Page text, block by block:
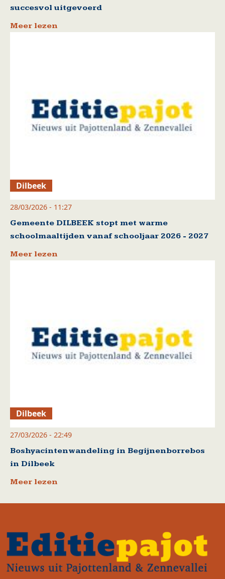
succesvol uitgevoerd
Meer lezen
Dilbeek
28/03/2026 - 11:27
Gemeente DILBEEK stopt met warme
schoolmaaltijden vanaf schooljaar 2026 - 2027
Meer lezen
Dilbeek
27/03/2026 - 22:49
Boshyacintenwandeling in Begijnenborrebos
in Dilbeek
Meer lezen